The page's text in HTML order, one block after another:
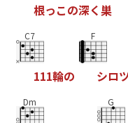
根っこの深く巣
C7
111輪の
F
シロ
Dm G